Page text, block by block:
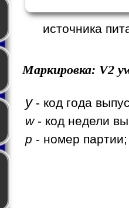
источника
Маркировка: V2
y- код года
w- код недели
p - номер партии;